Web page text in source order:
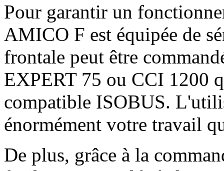
Pour garantir un
AMICO F est équipée de
frontale peut être
EXPERT 75 ou CCI 1200
compatible ISOBUS.
énormément votre travail
De plus, grâce à la